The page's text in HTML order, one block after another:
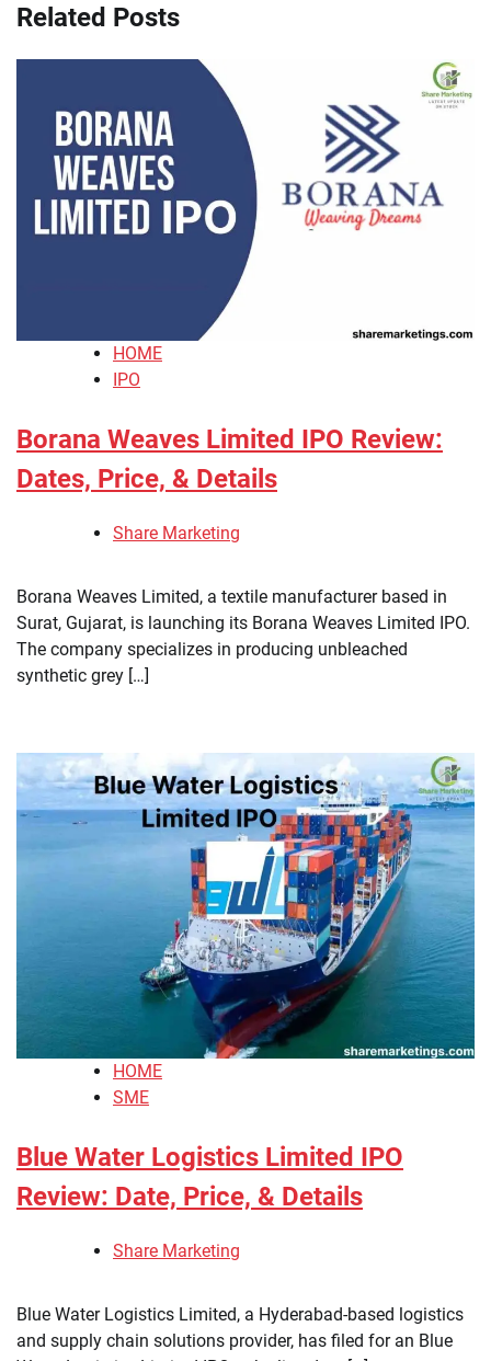
Related Posts
HOME
IPO
Borana Weaves Limited IPO Review:
Dates, Price, & Details
Share Marketing
Borana Weaves Limited, a textile manufacturer based in
Surat, Gujarat, is launching its Borana Weaves Limited IPO.
The company specializes in producing unbleached
synthetic grey […]
HOME
SME
Blue Water Logistics Limited IPO
Review: Date, Price, & Details
Share Marketing
Blue Water Logistics Limited, a Hyderabad-based logistics
and supply chain solutions provider, has filed for an Blue